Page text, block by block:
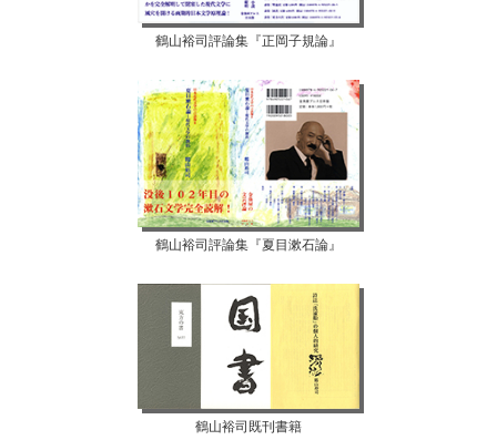
鶴山裕司評論集『正岡子規論』
鶴山裕司評論集『夏目漱石論』
鶴山裕司既刊書籍